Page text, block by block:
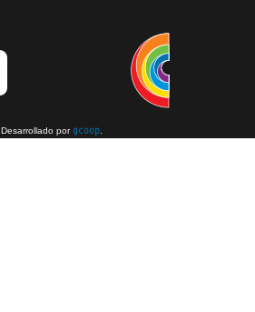
Desarrollado por gcoop